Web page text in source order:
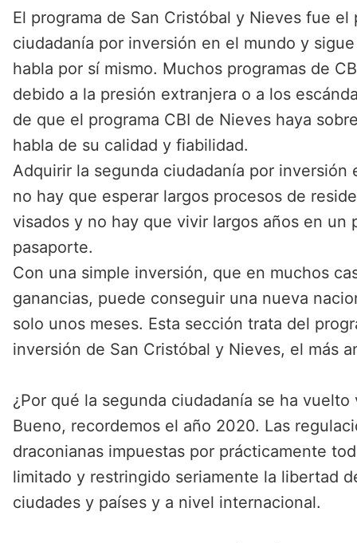
El programa de San Cristóbal y Nieves fue el
ciudadanía por inversión en el mundo y
habla por sí mismo. Muchos programas de
debido a la presión extranjera o a los
de que el programa CBI de Nieves haya
habla de su calidad y fiabilidad.
Adquirir la segunda ciudadanía por inversión
no hay que esperar largos procesos de
visados y no hay que vivir largos años en un
pasaporte.
Con una simple inversión, que en muchos
ganancias, puede conseguir una nueva
solo unos meses. Esta sección trata del
inversión de San Cristóbal y Nieves, el más
¿Por qué la segunda ciudadanía se ha
Bueno, recordemos el año 2020. Las
draconianas impuestas por prácticamente
limitado y restringido seriamente la libertad
ciudades y países y a nivel internacional.